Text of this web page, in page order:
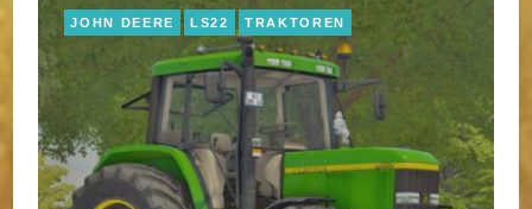
JOHN DEERE LS22 TRAKTOREN